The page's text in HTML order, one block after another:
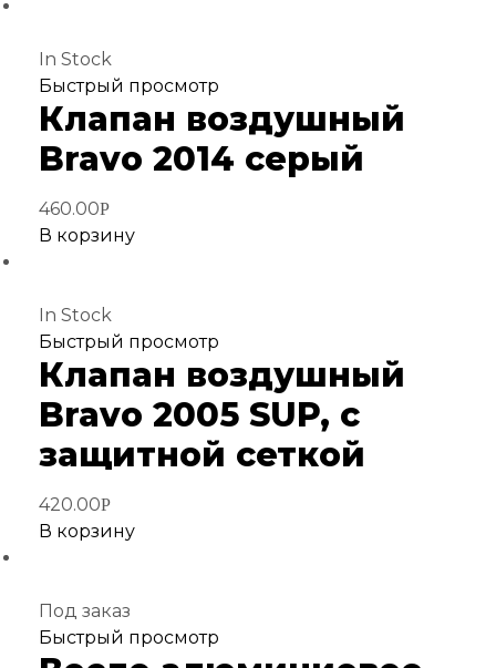
In Stock
Добавить
в
Быстрый просмотр
Клапан воздушный
Bravo 2014 серый
460.00Р
В корзину
In Stock
Добавить
в
Быстрый просмотр
Клапан воздушный
Bravo 2005 SUP, с
защитной сеткой
420.00Р
В корзину
Под заказ
Добавить
Быстрый просмотр